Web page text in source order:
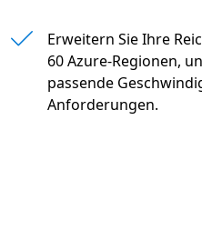
Erweitern Sie Ihre
Erweitern Sie Ihre
60 Azure-Regionen,
passende
Anforderungen.